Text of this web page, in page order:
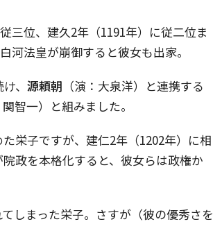
三位、建久2年（1191年）に従二位ま
河法皇が崩御すると彼女も出家。
、 源頼朝 （演：大泉洋）と連携する
関智一）と組みました。
栄子ですが、建仁2年（1202年）に相
政を本格化すると、彼女らは政権か
しまった栄子。さすが（彼の優秀さを